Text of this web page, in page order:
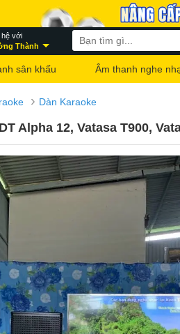
hệ với
Thành
sân khấu Âm thanh nghe
› Dàn Karaoke
Alpha 12, Vatasa T900,